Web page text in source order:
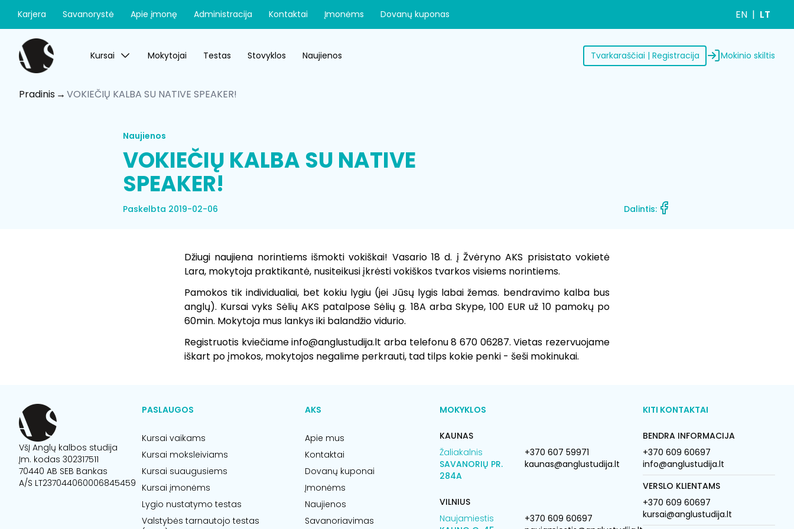
Kursai Mokytojai Testas Stovyklos Naujienos Tvarkaraščiai | Registracija Mokinio skiltis
Karjera Savanorystė Apie įmonę Administracija Kontaktai Įmonėms Dovanų kuponas EN LT
Pradinis VOKIEČIŲ KALBA SU NATIVE SPEAKER!
Naujienos
VOKIEČIŲ KALBA SU NATIVE
SPEAKER!
Paskelbta 2019-02-06 Dalintis:
Džiugi naujiena norintiems išmokti vokiškai! Vasario 18 d. į Žvėryno AKS prisistato vokietė
Lara, mokytoja praktikantė, nusiteikusi įkrėsti vokiškos tvarkos visiems norintiems.
Pamokos tik individualiai, bet kokiu lygiu (jei Jūsų lygis labai žemas. bendravimo kalba bus
anglų). Kursai vyks Sėlių AKS patalpose Sėlių g. 18A arba Skype, 100 EUR už 10 pamokų po
60min. Mokytoja mus lankys iki balandžio vidurio.
Registruotis kviečiame info@anglustudija.lt arba telefonu 8 670 06287. Vietas rezervuojame
iškart po įmokos, mokytojos negalime perkrauti, tad tilps kokie penki - šeši mokinukai.
VšĮ Anglų kalbos studija
Įm. kodas 302317511
70440 AB SEB Bankas
A/S LT237044060006845459
PASLAUGOS
Kursai vaikams
Kursai moksleiviams
Kursai suaugusiems
Kursai įmonėms
Lygio nustatymo testas
Valstybės tarnautojo testas
AKS
Apie mus
Kontaktai
Dovanų kuponai
Įmonėms
Naujienos
Savanoriavimas
MOKYKLOS
KAUNAS
Žaliakalnis
SAVANORIŲ PR.
284A
+370 607 59971
kaunas@anglustudija.lt
VILNIUS
Naujamiestis
+370 609 60697
KITI KONTAKTAI
BENDRA INFORMACIJA
+370 609 60697
info@anglustudija.lt
VERSLO KLIENTAMS
+370 609 60697
kursai@anglustudija.lt